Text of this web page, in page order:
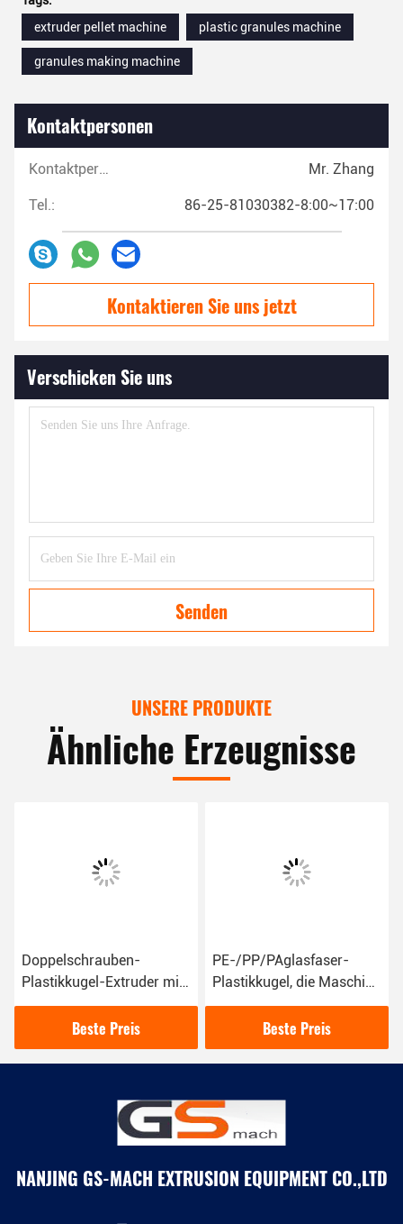
extruder pellet machine
plastic granules machine
granules making machine
Kontaktpersonen
Kontaktpersonen: Mr. Zhang
Tel.: 86-25-81030382-8:00~17:00
Kontaktieren Sie uns jetzt
Verschicken Sie uns
Senden
UNSERE PRODUKTE
Ähnliche Erzeugnisse
Doppelschrauben-
Plastikkugel-Extruder mit
Unterwasserausschnitt-
Pelletisierungs-System
Beste Preis
PE-/PP/PAglasfaser-
Plastikkugel, die Maschine
30-50 kg/h Kapazitäts-
Beste Preis
NANJING GS-MACH EXTRUSION EQUIPMENT CO.,LTD